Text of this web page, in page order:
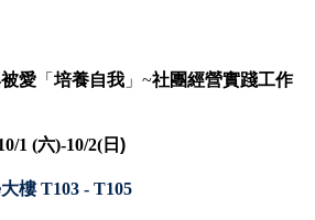
愛 「 培養自我 」~社團經營實踐工作
1 (六)-10/2( 日)
樓 T103 - T105